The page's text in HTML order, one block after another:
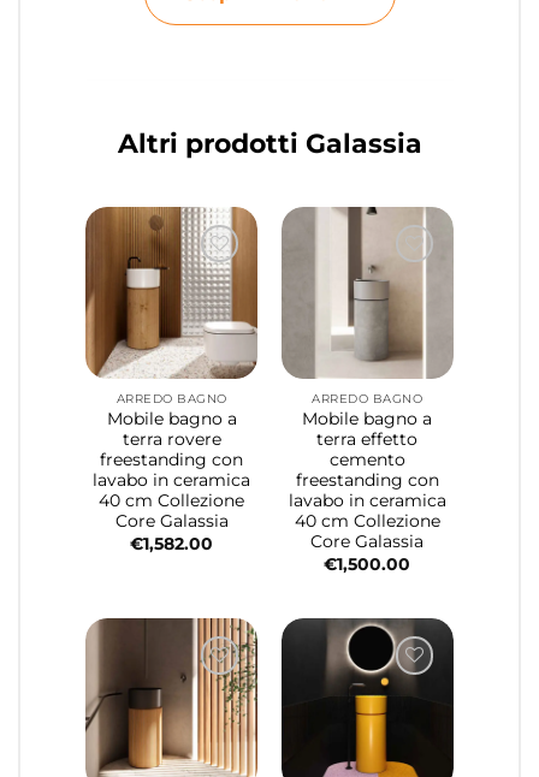
Altri prodotti Galassia
ARREDO BAGNO
Mobile bagno a
terra rovere
freestanding con
lavabo in ceramica
40 cm Collezione
Core Galassia
€1,582.00
ARREDO BAGNO
Mobile bagno a
terra effetto
cemento
freestanding con
lavabo in ceramica
40 cm Collezione
Core Galassia
€1,500.00